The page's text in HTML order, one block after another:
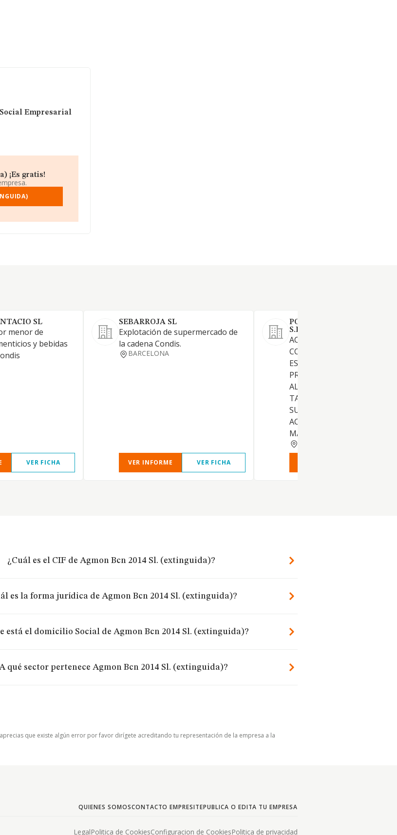
Empresarial
¡Es gratis!
SL
menor de
y bebidas
VER FICHA
SEBARROJA SL
Explotación de supermercado de
la cadena Condis.
BARCELONA
VER INFORME VER FICHA
POWER BUSINESS GLOBAL
S.L.
ACTIVIDAD PRINCIPAL:
COMERCIO AL POR MENOR
ESPECIALIZADO CON
PREDOMINIO DE
ALIMENTICIOS, BEBIDAS Y
TABACO (INCLUYENDO
SUPERMERCADO). OTRAS
ACTIVIDADES: COMERCIO AL
MAYOR NO ESPECIALIZADO.
¿Cuál es el CIF de Agmon Bcn 2014 Sl. (extinguida)?
es la forma jurídica de Agmon Bcn 2014 Sl. (extinguida)?
está el domicilio Social de Agmon Bcn 2014 Sl. (extinguida)?
qué sector pertenece Agmon Bcn 2014 Sl. (extinguida)?
que existe algún error por favor dirígete acreditando tu representación de la empresa a la
QUIENES SOMOSCONTACTO EMPRESITEPUBLICA O EDITA TU EMPRESA
LegalPolitica de CookiesConfiguracion de CookiesPolitica de privacidad